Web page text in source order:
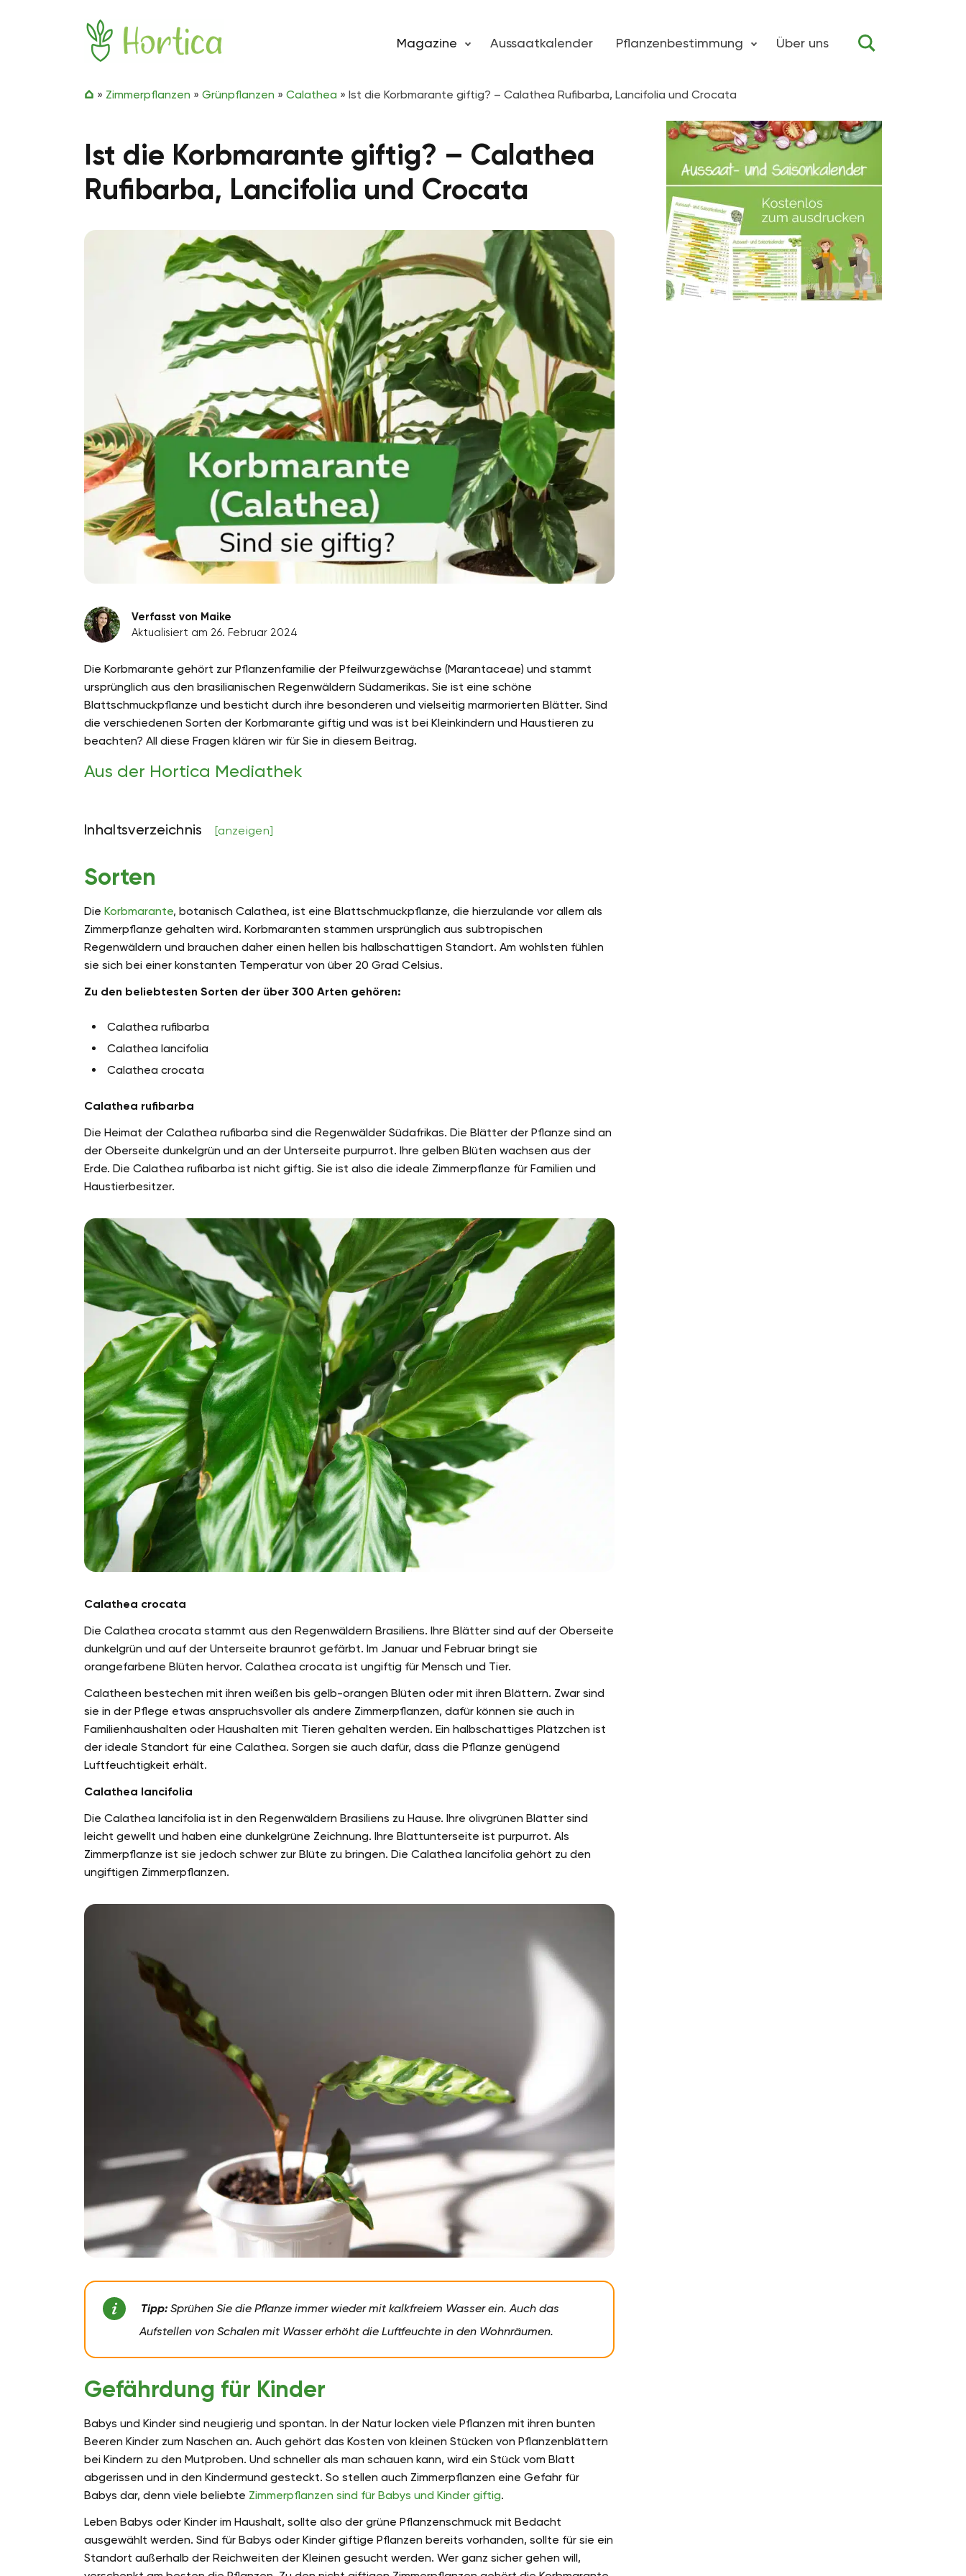
Magazine Aussaatkalender Pflanzenbestimmung Über uns
» Zimmerpflanzen » Grünpflanzen » Calathea » Ist die Korbmarante giftig? – Calathea Rufibarba, Lancifolia und Crocata
Ist die Korbmarante giftig? – Calathea
Rufibarba, Lancifolia und Crocata
Verfasst von Maike
Aktualisiert am 26. Februar 2024
Die Korbmarante gehört zur Pflanzenfamilie der Pfeilwurzgewächse (Marantaceae) und stammt
ursprünglich aus den brasilianischen Regenwäldern Südamerikas. Sie ist eine schöne
Blattschmuckpflanze und besticht durch ihre besonderen und vielseitig marmorierten Blätter. Sind
die verschiedenen Sorten der Korbmarante giftig und was ist bei Kleinkindern und Haustieren zu
beachten? All diese Fragen klären wir für Sie in diesem Beitrag.
Aus der Hortica Mediathek
Inhaltsverzeichnis [anzeigen]
Sorten
Die Korbmarante, botanisch Calathea, ist eine Blattschmuckpflanze, die hierzulande vor allem als
Zimmerpflanze gehalten wird. Korbmaranten stammen ursprünglich aus subtropischen
Regenwäldern und brauchen daher einen hellen bis halbschattigen Standort. Am wohlsten fühlen
sie sich bei einer konstanten Temperatur von über 20 Grad Celsius.
Zu den beliebtesten Sorten der über 300 Arten gehören:
Calathea rufibarba
Calathea lancifolia
Calathea crocata
Calathea rufibarba
Die Heimat der Calathea rufibarba sind die Regenwälder Südafrikas. Die Blätter der Pflanze sind an
der Oberseite dunkelgrün und an der Unterseite purpurrot. Ihre gelben Blüten wachsen aus der
Erde. Die Calathea rufibarba ist nicht giftig. Sie ist also die ideale Zimmerpflanze für Familien und
Haustierbesitzer.
Calathea crocata
Die Calathea crocata stammt aus den Regenwäldern Brasiliens. Ihre Blätter sind auf der Oberseite
dunkelgrün und auf der Unterseite braunrot gefärbt. Im Januar und Februar bringt sie
orangefarbene Blüten hervor. Calathea crocata ist ungiftig für Mensch und Tier.
Calatheen bestechen mit ihren weißen bis gelb-orangen Blüten oder mit ihren Blättern. Zwar sind
sie in der Pflege etwas anspruchsvoller als andere Zimmerpflanzen, dafür können sie auch in
Familienhaushalten oder Haushalten mit Tieren gehalten werden. Ein halbschattiges Plätzchen ist
der ideale Standort für eine Calathea. Sorgen sie auch dafür, dass die Pflanze genügend
Luftfeuchtigkeit erhält.
Calathea lancifolia
Die Calathea lancifolia ist in den Regenwäldern Brasiliens zu Hause. Ihre olivgrünen Blätter sind
leicht gewellt und haben eine dunkelgrüne Zeichnung. Ihre Blattunterseite ist purpurrot. Als
Zimmerpflanze ist sie jedoch schwer zur Blüte zu bringen. Die Calathea lancifolia gehört zu den
ungiftigen Zimmerpflanzen.
Tipp:Sprühen Sie die Pflanze immer wieder mit kalkfreiem Wasser ein. Auch das
Aufstellen von Schalen mit Wasser erhöht die Luftfeuchte in den Wohnräumen.
Gefährdung für Kinder
Babys und Kinder sind neugierig und spontan. In der Natur locken viele Pflanzen mit ihren bunten
Beeren Kinder zum Naschen an. Auch gehört das Kosten von kleinen Stücken von Pflanzenblättern
bei Kindern zu den Mutproben. Und schneller als man schauen kann, wird ein Stück vom Blatt
abgerissen und in den Kindermund gesteckt. So stellen auch Zimmerpflanzen eine Gefahr für
Babys dar, denn viele beliebte Zimmerpflanzen sind für Babys und Kinder giftig.
Leben Babys oder Kinder im Haushalt, sollte also der grüne Pflanzenschmuck mit Bedacht
ausgewählt werden. Sind für Babys oder Kinder giftige Pflanzen bereits vorhanden, sollte für sie ein
Standort außerhalb der Reichweiten der Kleinen gesucht werden. Wer ganz sicher gehen will,